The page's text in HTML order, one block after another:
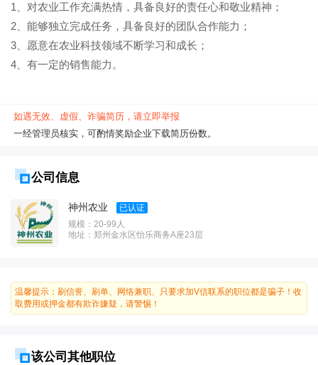
1、对农业工作充满热情，具备良好的责任心和敬业精神；
2、能够独立完成任务，具备良好的团队合作能力；
3、愿意在农业科技领域不断学习和成长；
4、有一定的销售能力。
如遇无效、虚假、诈骗简历，请立即举报
一经管理员核实，可酌情奖励企业下载简历份数。
公司信息
神州农业
已认证
规模：20-99人
地址：郑州金水区怡乐商务A座23层
温馨提示：刷信誉、刷单、网络兼职、只要求加V信联系的职位都是骗子！收
取费用或押金都有欺诈嫌疑，请警惕！
该公司其他职位